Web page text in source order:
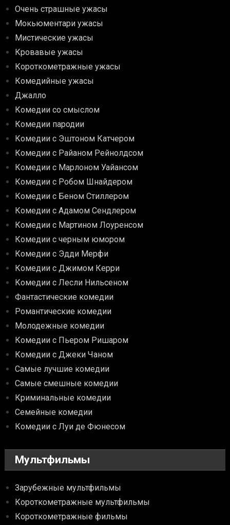
Очень страшные ужасы
Мокьюментари ужасы
Мистические ужасы
Кровавые ужасы
Короткометражные ужасы
Комедийные ужасы
Джалло
Комедии со смыслом
Комедии пародии
Комедии с Эштоном Катчером
Комедии с Райаном Рейнолдсом
Комедии с Марлоном Уайансом
Комедии с Робом Шнайдером
Комедии с Беном Стиллером
Комедии с Адамом Сендлером
Комедии с Мартином Лоуренсом
Комедии с черным юмором
Комедии с Эдди Мерфи
Комедии с Джимом Керри
Комедии с Лесли Нильсеном
Фантастические комедии
Романтические комедии
Молодежные комедии
Комедии с Пьером Ришаром
Комедии с Джеки Чаном
Самые лучшие комедии
Самые смешные комедии
Криминальные комедии
Семейные комедии
Комедии с Луи де Фюнесом
Мультфильмы
Зарубежные мультфильмы
Короткометражные мультфильмы
Короткометражные фильмы